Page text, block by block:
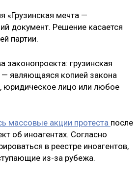
«Грузинская мечта —
документ. Решение касается
партии.
законопроекта: грузинская
являющаяся копией закона
юридическое лицо или любое
массовые акции протеста после
об иноагентах. Согласно
в реестре иноагентов,
из-за рубежа.